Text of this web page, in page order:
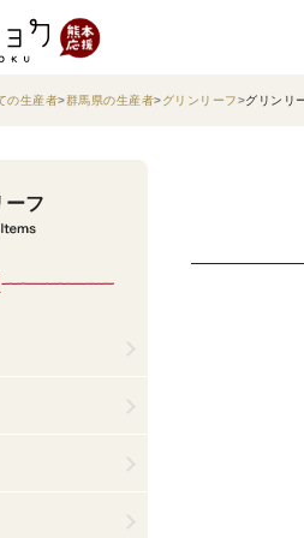
の生産者 群馬県の生産者 グリンリーフ グリンリ
ーフ